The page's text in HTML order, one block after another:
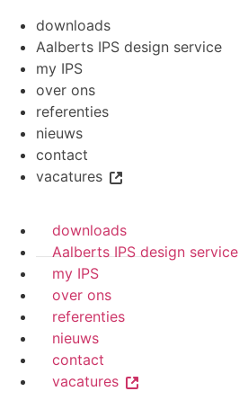
downloads
Aalberts IPS design service
my IPS
over ons
referenties
nieuws
contact
vacatures
downloads
Aalberts IPS design service
my IPS
over ons
referenties
nieuws
contact
vacatures